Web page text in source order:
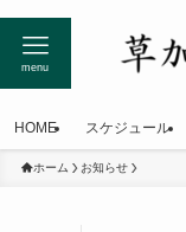
menu
HOME スケジュール
ホーム お知らせ